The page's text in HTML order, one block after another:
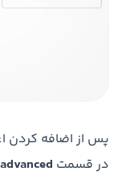
پس از اضافه کردن
در قسمت